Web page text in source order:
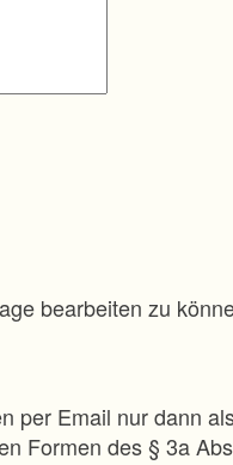
bearbeiten zu
per Email nur dann
Formen des § 3a